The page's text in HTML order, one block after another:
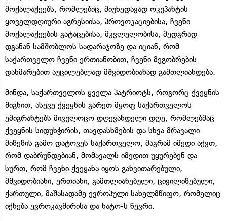
მოქალაქეებს, რომლებიც, მიუხედავად ოკუპანტის
ყოველდღიური აგრესიისა, პროვოკაციებისა, ჩვენი
მოქალაქეების გატაცებისა, მკვლელობისა, მედგრად
დგანან სამშობლოს სადარაჯოზე და იციან, რომ
საქართველო ჩვენი ერთიანობით, ჩვენი მეგობრების
დახმარებით აუცილებლად მშვიდობიანად გამთლიანდება.
მინდა, საქართველოს ყველა პატრიოტს, როგორც ქვეყნის
შიგნით, ასევე ქვეყნის გარეთ მყოფ საქართველოს
ემიგრანტებს მივულოცო დღევანდელი დღე, რომლებმაც
ქვეყნის სიდუხჭირის, თავდასხმების და სხვა მრავალი
მიზეზის გამო დატოვეს საქართველო, მაგრამ იმედი აქვთ,
რომ დაბრუნდებიან, მომავალს იმედით უყურებენ და
სურთ, რომ ჩვენი ქვეყანა იყოს განვითარებული,
მშვიდობიანი, ერთიანი, გამთლიანებული, ცივილიზებული,
ქართული, მაშასადამე ევროპული სახელმწიფო, რომელიც
იქნება ევროკავშირისა და ნატო-ს წევრი.